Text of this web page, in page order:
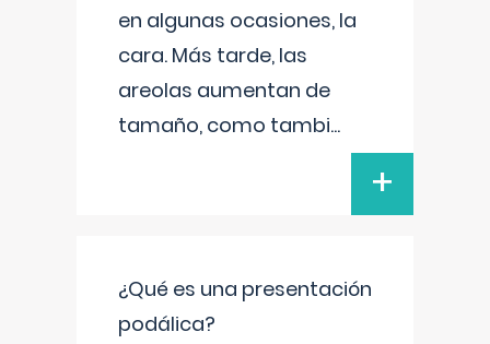
en algunas ocasiones, la
cara. Más tarde, las
areolas aumentan de
tamaño, como tambi...
+
¿Qué es una presentación
podálica?